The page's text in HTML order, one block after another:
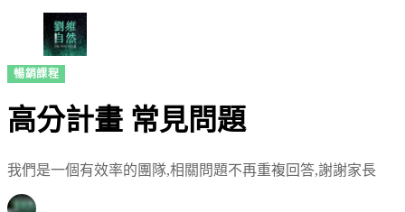
暢銷課程
高分計畫 常見問題
我們是一個有效率的團隊,相關問題不再重複回答,謝謝家長